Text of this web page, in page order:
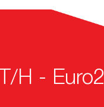
H - Euro2